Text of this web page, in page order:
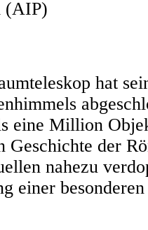
(AIP)
hat
eine Million
Geschichte der
nahezu
einer